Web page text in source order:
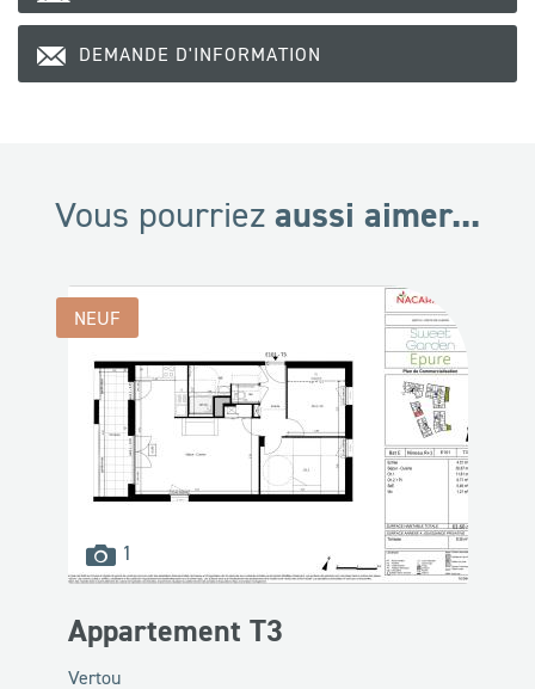
DEMANDE D'INFORMATION
Vous pourriez aussi aimer...
1
disponibles
NEUF
Appartement T3
Vertou